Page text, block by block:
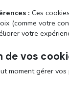
: Ces
(comme votre
votre
de vos
moment gérer